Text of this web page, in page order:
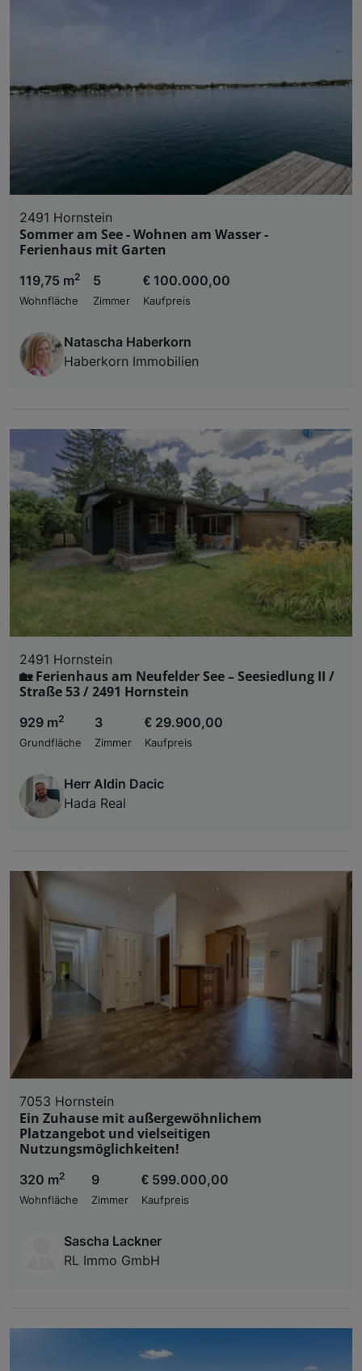
2491 Hornstein
Sommer am See - Wohnen am Wasser -
Ferienhaus mit Garten
119,75 m2
Wohnfläche
5
Zimmer
€ 100.000,00
Kaufpreis
Natascha Haberkorn
Haberkorn Immobilien
2491 Hornstein
🏡 Ferienhaus am Neufelder See – Seesiedlung II /
Straße 53 / 2491 Hornstein
929 m2
Grundfläche
3
Zimmer
€ 29.900,00
Kaufpreis
Herr Aldin Dacic
Hada Real
7053 Hornstein
Ein Zuhause mit außergewöhnlichem
Platzangebot und vielseitigen
Nutzungsmöglichkeiten!
320 m2
Wohnfläche
9
Zimmer
€ 599.000,00
Kaufpreis
Sascha Lackner
RL Immo GmbH